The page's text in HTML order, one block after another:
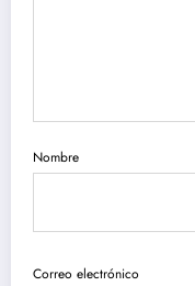
Nombre
Correo electrónico